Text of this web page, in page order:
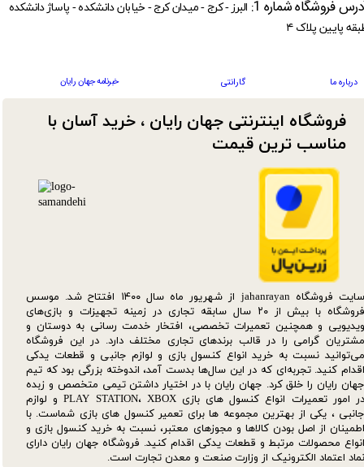
سایت فروشگاه jahanrayan از شهریور ماه سال ۱۴۰۰ افتتاح شد. موسس
فروشگاه با بیش از ۲۰ سال سابقه تجاری در زمینه تجهیزات و بازی‌های
ویدیویی و همچنین تعمیرات تخصصی، افتخار خدمت رسانی به دوستان و
مشتریان گرامی را در قالب برندهای تجاری مختلف دارد. در این فروشگاه
می‌توانید نسبت به خرید انواع کنسول بازی و لوازم جانبی و قطعات یدکی‌
اقدام کنید. تجربه‌ای که در این سال‌ها بدست آمد، اندوخته بزرگی بود که تیم
جهان رایان را خلق کرد. جهان رایان با در اختیار داشتن تیمی متخصص و زبده
در امور تعمیرات انواع کنسول های بازی PLAY STATION، XBOX و لوازم
جانبی ، یکی از بهترین مجموعه ها برای تعمیر کنسول های بازی شماست. با
اطمینان از اصل بودن کالاها و مجوزهای معتبر، نسبت به خرید کنسول بازی و
انواع محصولات مرتبط و قطعات یدکی اقدام کنید. فروشگاه جهان رایان دارای
نماد اعتماد الکترونیک از وزارت صنعت و معدن تجارت است.
فروشگاه اینترنتی جهان رایان ، خرید آسان با
مناسب ترین قیمت​​​​​​​
درباره ما گارانتی خبرنامه جهان رایان
فروشگاه شماره 1:
البرز - کرج - میدان کرج - خیابان دانشکده - پاساژ دانشکده
پایین پلاک ۴